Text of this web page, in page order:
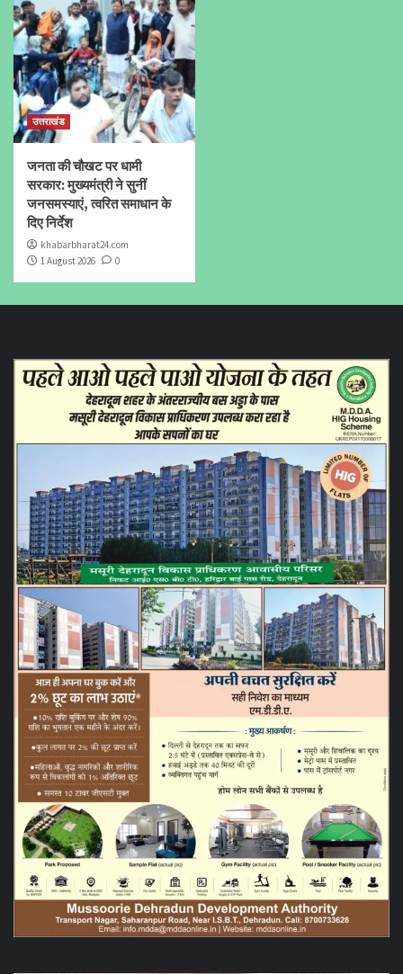
उत्तराखंड
जनता की चौखट पर धामी
सरकार: मुख्यमंत्री ने सुनीं
जनसमस्याएं, त्वरित समाधान के
दिए निर्देश
khabarbharat24.com
1 August 2026
0